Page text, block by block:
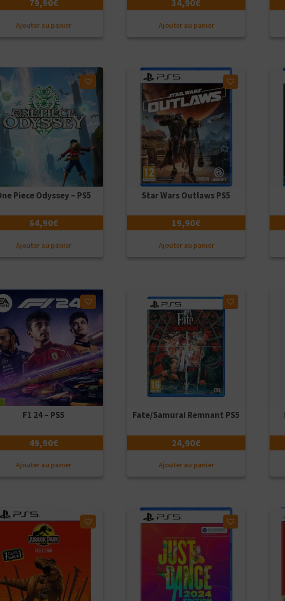
79,90€
Ajouter au panier
34,90€
Ajouter au panier
Piece Odyssey – PS5
64,90€
Ajouter au panier
à ma liste d'envies
Star Wars Outlaws PS5
19,90€
Ajouter au panier
Ajouter à ma liste d'envies
F1 24 – PS5
49,90€
Ajouter au panier
à ma liste d'envies
Fate/Samurai Remnant PS5
24,90€
Ajouter au panier
Ajouter à ma liste d'envies
à ma liste d'envies Ajouter à ma liste d'envies